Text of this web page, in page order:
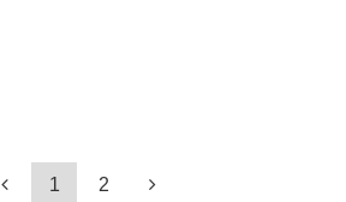
1 2